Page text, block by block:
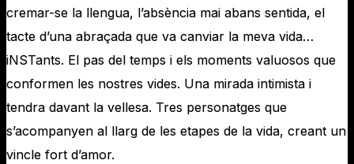
cremar-se la llengua, l’absència mai abans sentida, el
tacte d’una abraçada que va canviar la meva vida…
iNSTants. El pas del temps i els moments valuosos que
conformen les nostres vides. Una mirada intimista i
tendra davant la vellesa. Tres personatges que
s’acompanyen al llarg de les etapes de la vida, creant un
vincle fort d’amor.